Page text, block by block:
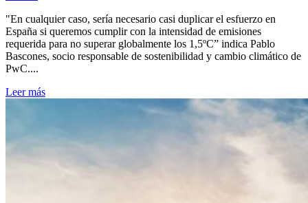
"En cualquier caso, sería necesario casi duplicar el esfuerzo en
España si queremos cumplir con la intensidad de emisiones
requerida para no superar globalmente los 1,5ºC” indica Pablo
Bascones, socio responsable de sostenibilidad y cambio climático de
PwC....
Leer más